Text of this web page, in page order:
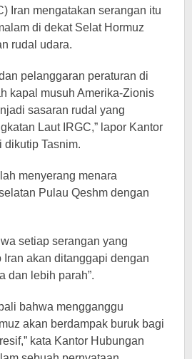
Iran mengatakan serangan itu
di dekat Selat Hormuz
rudal udara.
pelanggaran peraturan di
kapal musuh Amerika-Zionis
sasaran rudal yang
Laut IRGC,” lapor Kantor
dikutip Tasnim.
menyerang menara
Pulau Qeshm dengan
setiap serangan yang
akan ditanggapi dengan
dan lebih parah”.
bahwa mengganggu
akan berdampak buruk bagi
kata Kantor Hubungan